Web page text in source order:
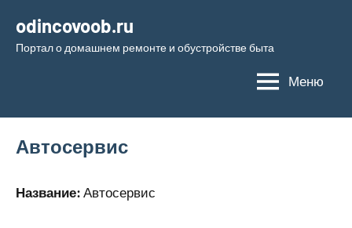
содержимому
odincovoob.ru
Портал о домашнем ремонте и обустройстве быта
Меню
Автосервис
Название: Автосервис